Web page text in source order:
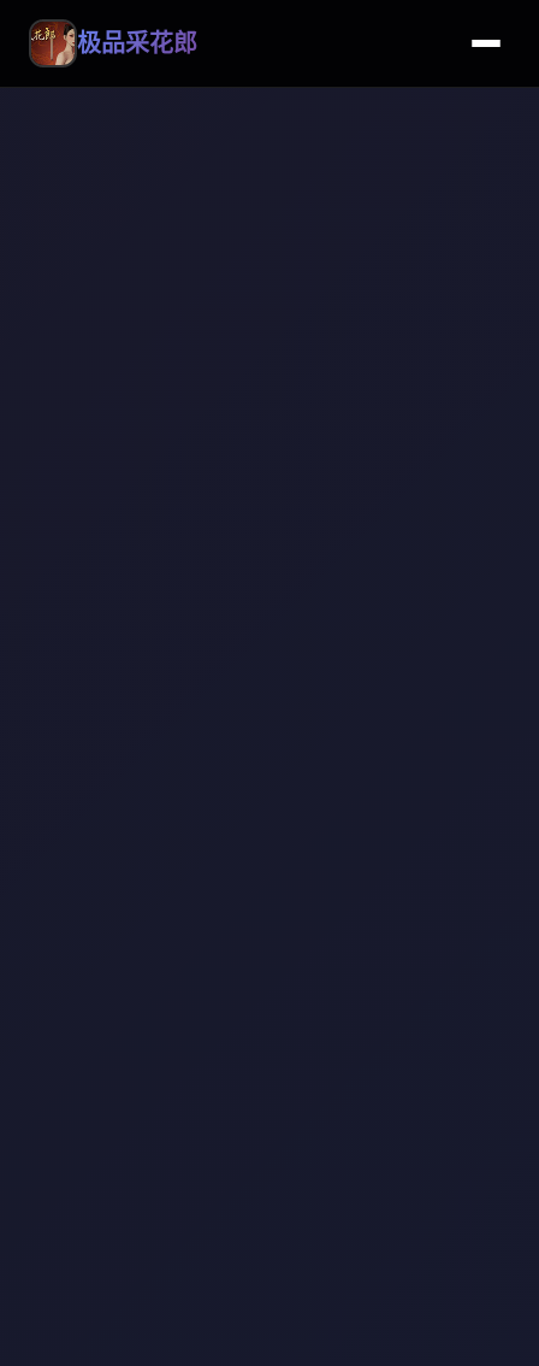
极品采花郎